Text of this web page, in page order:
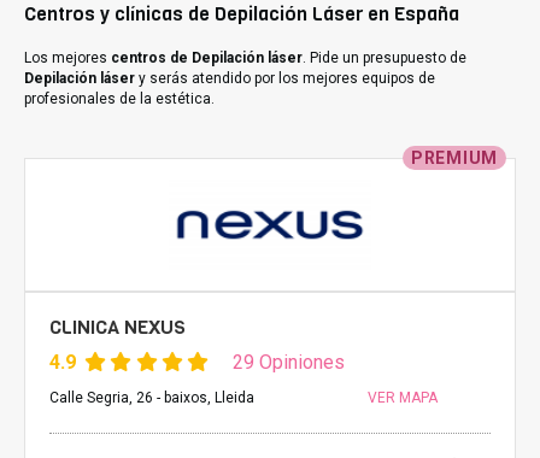
Centros y clínicas de Depilación Láser en España
Los mejores centros de Depilación láser. Pide un presupuesto de
Depilación láser y serás atendido por los mejores equipos de
profesionales de la estética.
PREMIUM
CLINICA NEXUS
4.9 29 Opiniones
Calle Segria, 26 - baixos, Lleida VER MAPA